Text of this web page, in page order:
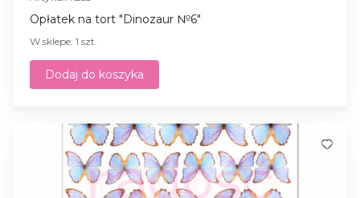
Opłatek na tort "Dinozaur №6"
W sklepe: 1 szt.
Dodaj do koszyka